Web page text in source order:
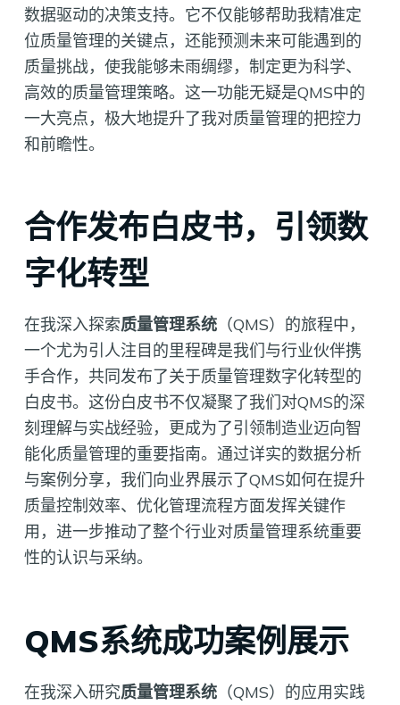
数据驱动的决策支持。它不仅能够帮助我精准定
位质量管理的关键点，还能预测未来可能遇到的
质量挑战，使我能够未雨绸缪，制定更为科学、
高效的质量管理策略。这一功能无疑是QMS中的
一大亮点，极大地提升了我对质量管理的把控力
和前瞻性。
合作发布白皮书，引领数
字化转型
在我深入探索质量管理系统（QMS）的旅程中，
一个尤为引人注目的里程碑是我们与行业伙伴携
手合作，共同发布了关于质量管理数字化转型的
白皮书。这份白皮书不仅凝聚了我们对QMS的深
刻理解与实战经验，更成为了引领制造业迈向智
能化质量管理的重要指南。通过详实的数据分析
与案例分享，我们向业界展示了QMS如何在提升
质量控制效率、优化管理流程方面发挥关键作
用，进一步推动了整个行业对质量管理系统重要
性的认识与采纳。
QMS系统成功案例展示
在我深入研究质量管理系统（QMS）的应用实践